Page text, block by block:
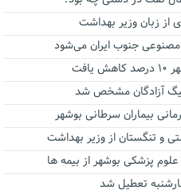
زبان وزیر بهداشت
جنوب ایران می‌شود
آزادگان مشخص شد
بیماران سرطانی بوشهر
و تنگستان از وزیر بهداشت
تعطیل شد